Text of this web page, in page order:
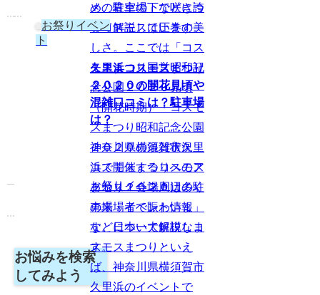
メの駐車場」などにつ
いて解説しています。
め、青空の下で咲き誇
るコスモスは圧巻の美
しさ。ここでは「コス
モスまつり国営昭和記
念公園２０２０見頃
（開花時期）・コスモ
スまつり昭和記念公園
２０２０の混雑状況・
コスモスまつりへのア
クセス・会場周辺の駐
車場・イベント情報」
などについて解説しま
す。
お祭りイベン
ト
久里浜コスモスまつり
２０２０の開花見頃や
混雑口コミは？駐車場
は？
神奈川県横須賀市久里
浜で開催するコスモス
まつり２０２０は多く
の来場者で賑わいま
す。日本一大規模なコ
スモスまつりといえ
ば、神奈川県横須賀市
久里浜のイベントで
お祭りイベント
お悩みを検索
してみよう